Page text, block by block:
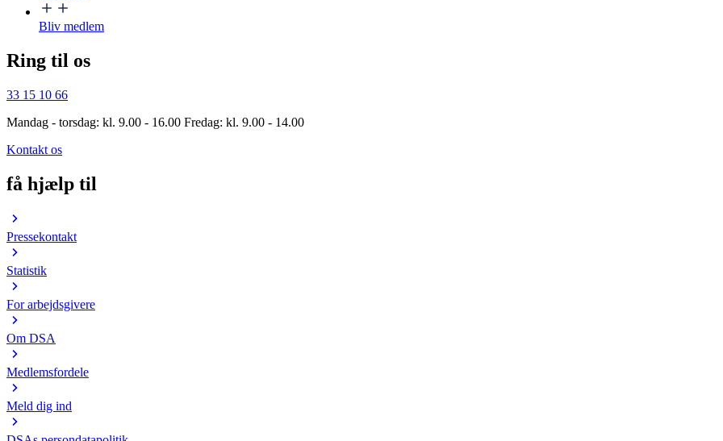
Bliv medlem
Ring til os
33 15 10 66
Mandag - torsdag: kl. 9.00 - 16.00 Fredag: kl. 9.00 - 14.00
Kontakt os
få hjælp til
Pressekontakt
Statistik
For arbejdsgivere
Om DSA
Medlemsfordele
Meld dig ind